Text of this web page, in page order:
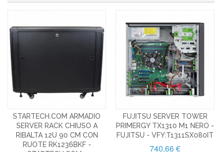
STARTECH.COM ARMADIO
SERVER RACK CHIUSO A
RIBALTA 12U 90 CM CON
RUOTE RK1236BKF -
FUJITSU SERVER TOWER
PRIMERGY TX1310 M1 NERO -
FUJITSU - VFY:T1311SX080IT
740,66 €